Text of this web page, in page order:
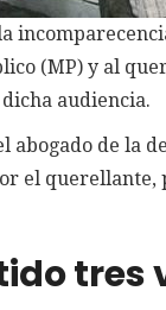
(MP) y al
audiencia.
abogado de la
el querellante,
tres